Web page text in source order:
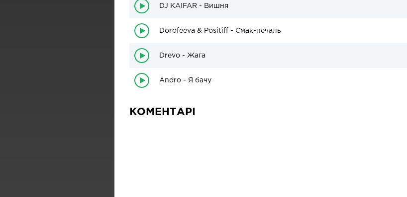
DJ KAIFAR - Вишня
Dorofeeva & Positiff - Смак-печаль
Drevo - Жага
Andro - Я бачу
КОМЕНТАРІ